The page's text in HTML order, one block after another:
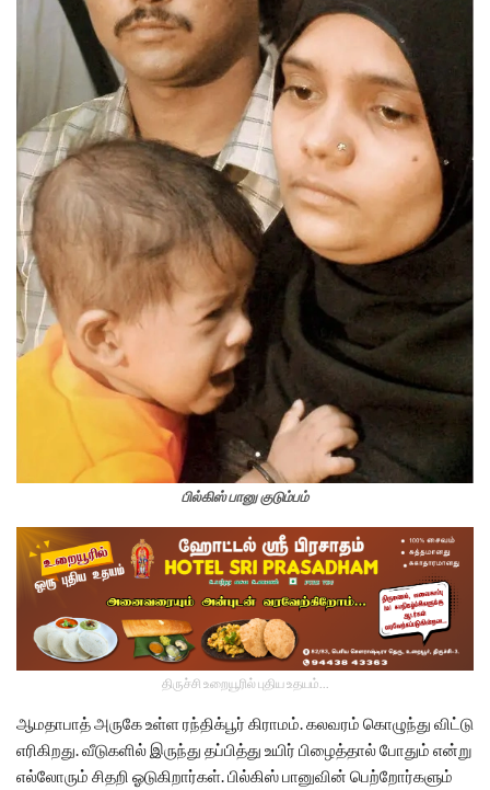
பில்கிஸ் பானு குடும்பம்
திருச்சி உறையூரில் புதிய உதயம்...
ஆமதாபாத் அருகே உள்ள ரந்திக்பூர் கிராமம். கலவரம் கொழுந்து விட்டு
எரிகிறது. வீடுகளில் இருந்து தப்பித்து உயிர் பிழைத்தால் போதும் என்று
எல்லோரும் சிதறி ஓடுகிறார்கள். பில்கிஸ் பானுவின் பெற்றோர்களும்